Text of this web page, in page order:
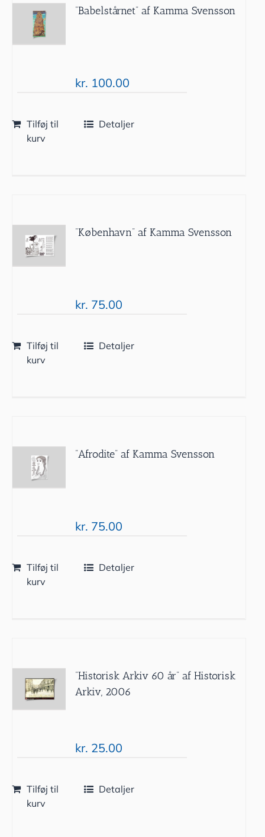
”Babelstårnet” af Kamma Svensson
kr. 100.00
Tilføj til
kurv
Detaljer
”København” af Kamma Svensson
kr. 75.00
Tilføj til
kurv
Detaljer
”Afrodite” af Kamma Svensson
kr. 75.00
Tilføj til
kurv
Detaljer
”Historisk Arkiv 60 år” af Historisk
Arkiv, 2006
kr. 25.00
Tilføj til
kurv
Detaljer